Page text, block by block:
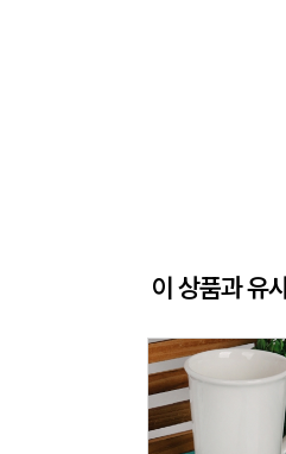
이 상품과 유